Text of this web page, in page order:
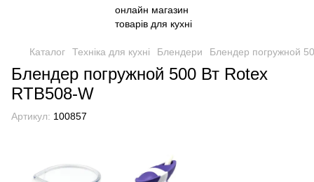
Каталог Техніка для кухні Блендери Блендер погружной
Блендер погружной 500 Вт Rotex
RTB508-W
Артикул: 100857